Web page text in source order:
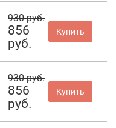
930 руб.
856
руб.
Купить
930 руб.
856
руб.
Купить